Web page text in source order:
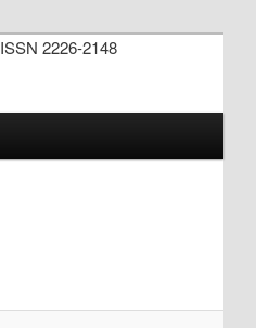
ISSN 2226-2148